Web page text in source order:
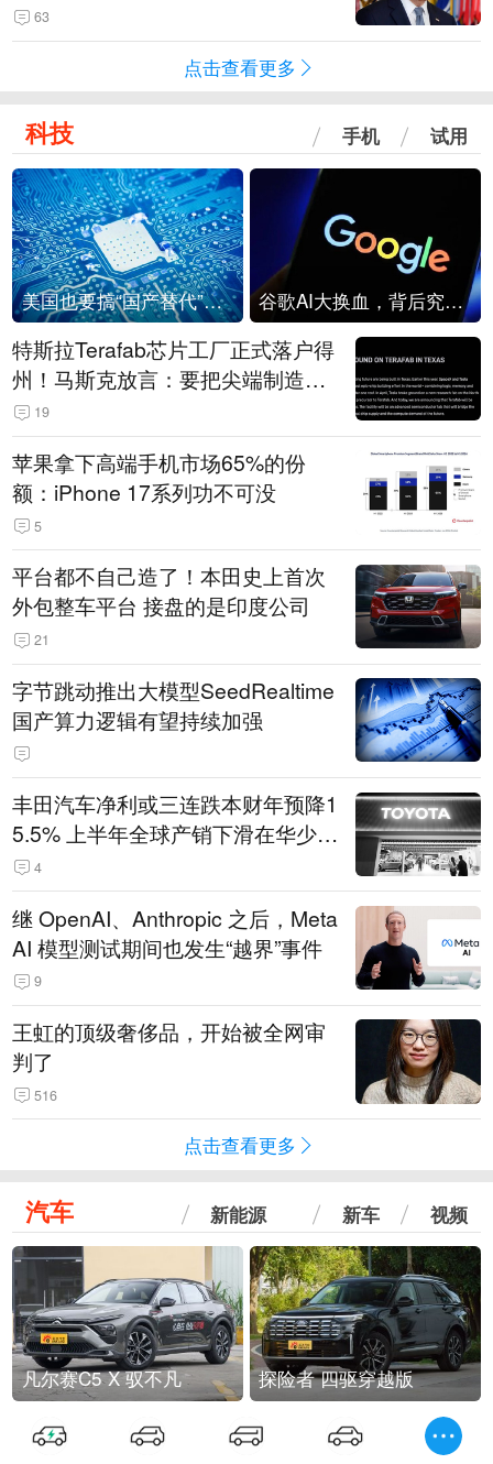
63
点击查看更多
科技 手机 试用
美国也要搞“国产替代”？先算清三笔账 谷歌AI大换血，背后究竟发生了什么？
特斯拉Terafab芯片工厂正式落户得
州！马斯克放言：要把尖端制造带
回美国
19
苹果拿下高端手机市场65%的份
额：iPhone 17系列功不可没
5
平台都不自己造了！本田史上首次
外包整车平台 接盘的是印度公司
21
字节跳动推出大模型SeedRealtime
国产算力逻辑有望持续加强
丰田汽车净利或三连跌本财年预降1
5.5% 上半年全球产销下滑在华少卖
14.3万辆
4
继 OpenAI、Anthropic 之后，Meta
AI 模型测试期间也发生“越界”事件
9
王虹的顶级奢侈品，开始被全网审
判了
516
点击查看更多
汽车 新能源 新车 视频
凡尔赛C5 X 驭不凡 探险者 四驱穿越版